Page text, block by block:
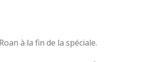
à la fin de la spéciale.